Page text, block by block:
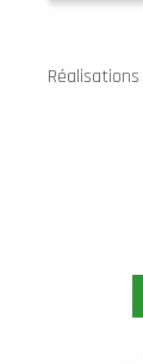
Réalisations